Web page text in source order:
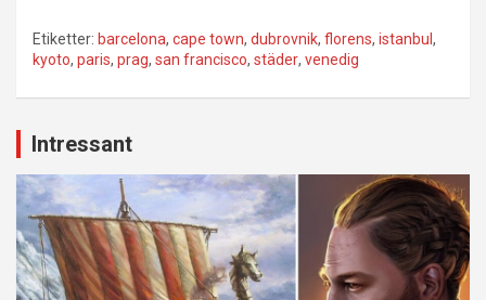
Etiketter: barcelona, cape town, dubrovnik, florens, istanbul ,
kyoto, paris, prag, san francisco, städer, venedig
Inläggsnavigering
Intressant